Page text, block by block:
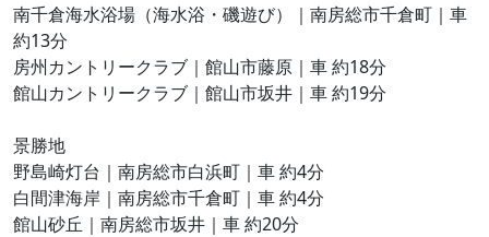
南千倉海水浴場（海水浴・磯遊び）｜南房総市千倉町｜車
約13分
房州カントリークラブ｜館山市藤原｜車 約18分
館山カントリークラブ｜館山市坂井｜車 約19分
景勝地
野島崎灯台｜南房総市白浜町｜車 約4分
白間津海岸｜南房総市千倉町｜車 約4分
館山砂丘｜南房総市坂井｜車 約20分